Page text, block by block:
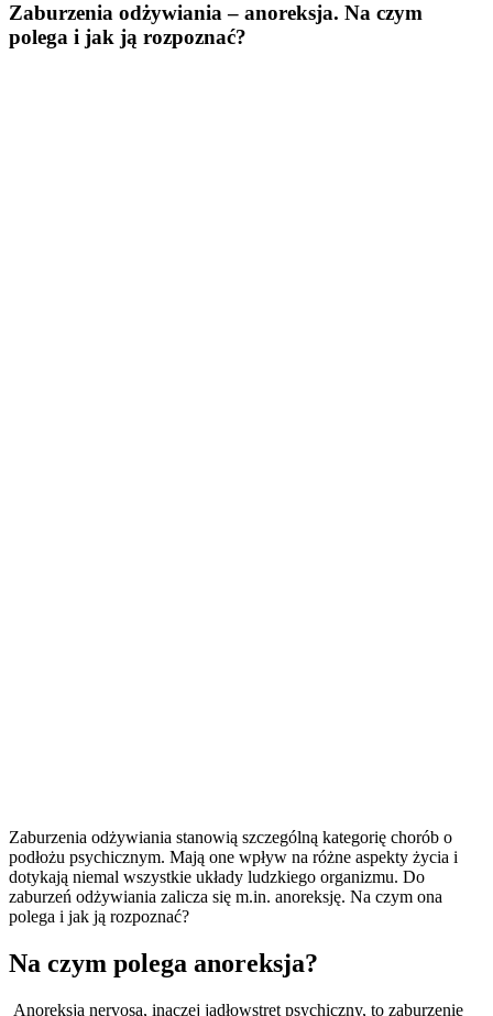
Zaburzenia odżywiania – anoreksja. Na czym
polega i jak ją rozpoznać?
Zaburzenia odżywiania stanowią szczególną kategorię chorób o
podłożu psychicznym. Mają one wpływ na różne aspekty życia i
dotykają niemal wszystkie układy ludzkiego organizmu. Do
zaburzeń odżywiania zalicza się m.in. anoreksję. Na czym ona
polega i jak ją rozpoznać?
Na czym polega anoreksja?
Anoreksja nervosa, inaczej jadłowstręt psychiczny, to zaburzenie